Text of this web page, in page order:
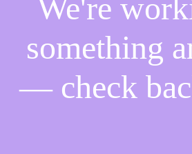
We're
something
— check